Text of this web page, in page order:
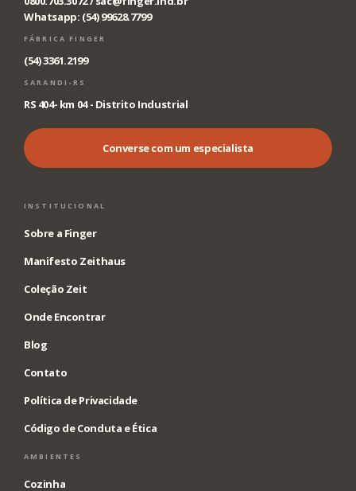
Whatsapp: (54) 99628.7799
FÁBRICA FINGER
(54) 3361.2199
SARANDI-RS
RS 404- km 04 - Distrito Industrial
Converse com um especialista
INSTITUCIONAL
Sobre a Finger
Manifesto Zeithaus
Coleção Zeit
Onde Encontrar
Blog
Contato
Política de Privacidade
Código de Conduta e Ética
AMBIENTES
Cozinha